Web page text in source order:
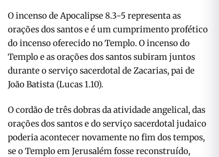
O incenso de Apocalipse 8.3-5 representa as
orações dos santos e é um cumprimento profético
do incenso oferecido no Templo. O incenso do
Templo e as orações dos santos subiram juntos
durante o serviço sacerdotal de Zacarias, pai de
João Batista (Lucas 1.10).
O cordão de três dobras da atividade angelical, das
orações dos santos e do serviço sacerdotal judaico
poderia acontecer novamente no fim dos tempos,
se o Templo em Jerusalém fosse reconstruído,